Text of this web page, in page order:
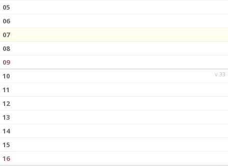
05
06
07
08
09
v.33
10
11
12
13
14
15
16